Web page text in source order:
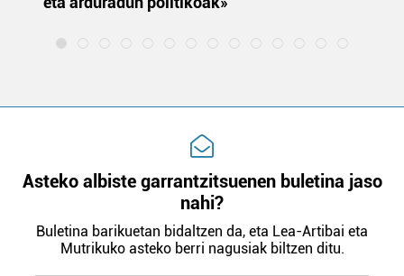
fitxategiak erabiltzen ditu. Zure esperientzia eta
erabiltzeko baimen esplizitua ematen diguzu.Gehiago
Asteko albiste garrantzitsuenen buletina jaso
nahi?
Buletina barikuetan bidaltzen da, eta Lea-Artibai eta
Mutrikuko asteko berri nagusiak biltzen ditu.